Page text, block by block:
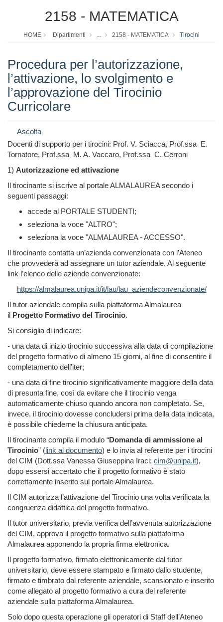
2158 - MATEMATICA
HOME Dipartimenti ... 2158 - MATEMATICA Tirocini
Procedura per l’autorizzazione,
l’attivazione, lo svolgimento e
l’approvazione del Tirocinio
Curricolare
Ascolta
Docenti di supporto per i tirocini: Prof. V. Sciacca, Prof.ssa E.
Tornatore, Prof.ssa M. A. Vaccaro, Prof.ssa C. Cerroni
1) Autorizzazione ed attivazione
Il tirocinante si iscrive al portale ALMALAUREA secondo i
seguenti passaggi:
accede al PORTALE STUDENTI;
seleziona la voce "ALTRO";
seleziona la voce "ALMALAUREA - ACCESSO".
Il tirocinante contatta un’azienda convenzionata con l’Ateneo
che provvederà ad assegnare un tutor aziendale. Al seguente
link l’elenco delle aziende convenzionate:
https://almalaurea.unipa.it/it/lau/lau_aziendeconvenzionate/
Il tutor aziendale compila sulla piattaforma Almalaurea
il Progetto Formativo del Tirocinio.
Si consiglia di indicare:
- una data di inizio tirocinio successiva alla data di compilazione
del progetto formativo di almeno 15 giorni, al fine di consentire il
completamento dell’iter;
- una data di fine tirocinio significativamente maggiore della data
di presunta fine, così da evitare che il tirocinio venga
automaticamente chiuso quando ancora non completato. Se,
invece, il tirocinio dovesse concludersi prima della data indicata,
è possibile chiederne la chiusura anticipata.
Il tirocinante compila il modulo “Domanda di ammissione al
Tirocinio” (link al documento) e lo invia al referente per i tirocini
del CIM (Dott.ssa Vanessa Giuseppina Iraci: cim@unipa.it),
dopo essersi accertato che il progetto formativo è stato
correttamente inserito sul portale Almalaurea.
Il CIM autorizza l’attivazione del Tirocinio una volta verificata la
congruenza didattica del progetto formativo.
Il tutor universitario, previa verifica dell’avvenuta autorizzazione
del CIM, approva il progetto formativo sulla piattaforma
Almalaurea apponendo la propria firma elettronica.
Il progetto formativo, firmato elettronicamente dal tutor
universitario, deve essere stampato e firmato dallo studente,
firmato e timbrato dal referente aziendale, scansionato e inserito
come allegato al progetto formativo a cura del referente
aziendale sulla piattaforma Almalaurea.
Solo dopo questa operazione gli operatori di Staff dell’Ateneo